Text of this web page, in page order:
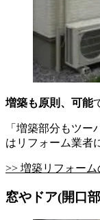
増築も原則、可能
「増築部分もツ
はリフォーム業者
>> 増築リフォー
窓やドア(開口